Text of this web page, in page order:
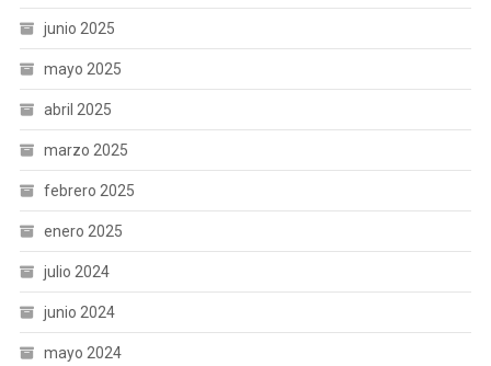
junio 2025
mayo 2025
abril 2025
marzo 2025
febrero 2025
enero 2025
julio 2024
junio 2024
mayo 2024